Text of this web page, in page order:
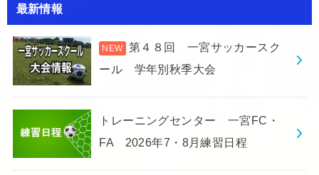
最新情報
第４８回 一宮サッカースク
ール 学年別秋季大会
トレーニングセンター 一宮FC・
FA 2026年7・8月練習日程